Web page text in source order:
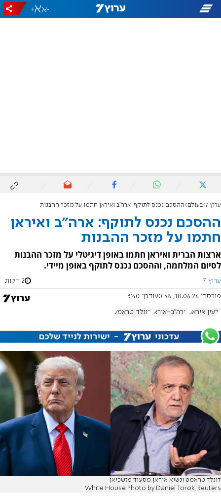
-
+
ערוץ 7 בעולם ההסכם נכנס לתוקף: ארה"ב ואיראן חתמו על מזכר ההבנות
ההסכם נכנס לתוקף: ארה"ב ואיראן
חתמו על מזכר ההבנות
ארצות הברית ואיראן חתמו באופן דיגיטלי על מזכר ההבנות
לסיום המלחמה, וההסכם נכנס לתוקף באופן מיידי.
ערוץ 7 2 דקות
פורסם: 18.06.26, 0:38 עודכן: 3:40
גרעין איראני ארה"ב-איראן דונלד טראמפ
דונלד טראמפ ונשיא איראן מסעוד פזשכיאן
White House Photo by Daniel Torok, Reuters